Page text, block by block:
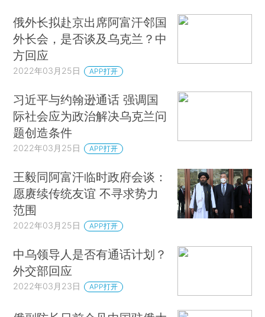
俄外长拟赴京出席阿富汗邻国
外长会，是否谈及乌克兰？中
方回应
2022年03月25日 APP打开
习近平与约翰逊通话 强调国
际社会应为政治解决乌克兰问
题创造条件
2022年03月25日 APP打开
王毅同阿富汗临时政府会谈：
愿赓续传统友谊 不寻求势力
范围
2022年03月25日 APP打开
中乌领导人是否有通话计划？
外交部回应
2022年03月23日 APP打开